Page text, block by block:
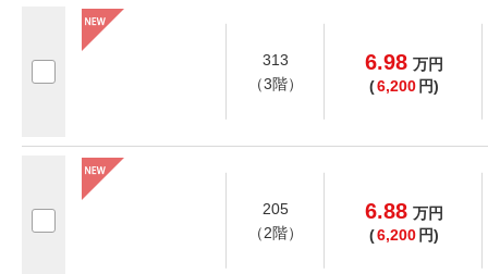
313
（3階）
6.98 万円
(6,200 円)
205
（2階）
6.88 万円
(6,200 円)